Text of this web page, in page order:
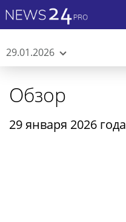
29.01.2026
Обзор
29 января 2026 года